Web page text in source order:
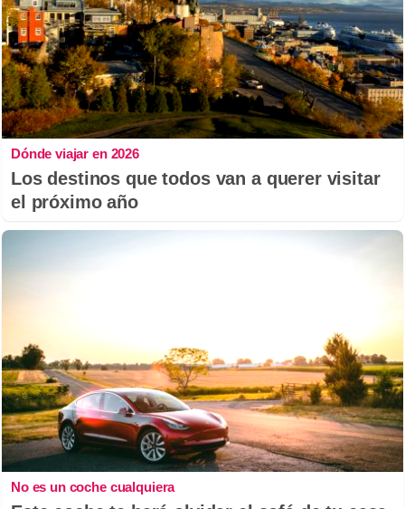
Dónde viajar en 2026
Los destinos que todos van a querer visitar
el próximo año
No es un coche cualquiera